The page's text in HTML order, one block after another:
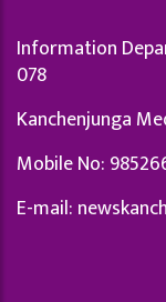
Information
078
Kanchenjunga
Mobile No:
E-mail: